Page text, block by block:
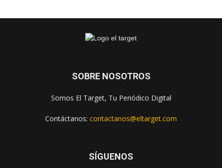
SOBRE NOSOTROS
Somos El Target, Tu Periódico Digital
Contáctanos: contactanos@eltarget.com
SÍGUENOS